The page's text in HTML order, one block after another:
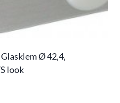
Ø 42,4,
look